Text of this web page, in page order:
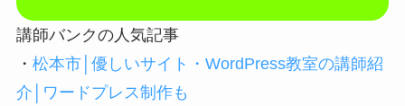
講師バンクの人気記事
・ 松本市│優しいサイト・WordPress教室の講師紹
介│ワードプレス制作も